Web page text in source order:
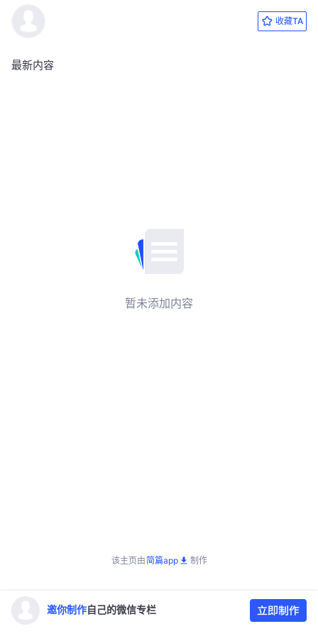
收藏TA
最新内容
暂未添加内容
该主页由简篇app 制作
邀你制作 自己的微信专栏